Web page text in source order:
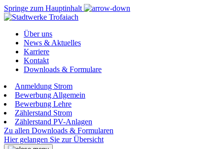
Springe zum Hauptinhalt
Über uns
News & Aktuelles
Karriere
Kontakt
Downloads & Formulare
Anmeldung Strom
Bewerbung Allgemein
Bewerbung Lehre
Zählerstand Strom
Zählerstand PV-Anlagen
Zu allen Downloads & Formularen
Hier gelangen Sie zur Übersicht